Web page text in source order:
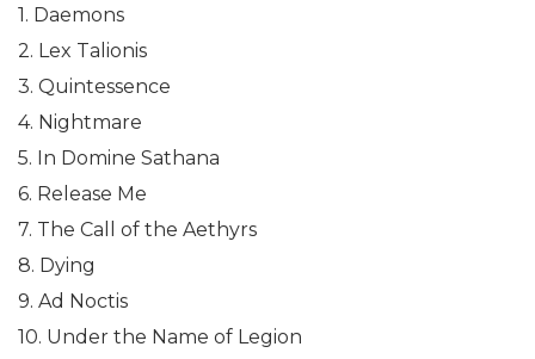
1. Daemons
2. Lex Talionis
3. Quintessence
4. Nightmare
5. In Domine Sathana
6. Release Me
7. The Call of the Aethyrs
8. Dying
9. Ad Noctis
10. Under the Name of Legion